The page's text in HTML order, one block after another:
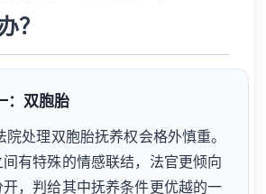
？
：双胞胎
院处理双胞胎抚养权会格外慎重。
有特殊的情感联结，法官更倾向
，判给其中抚养条件更优越的一